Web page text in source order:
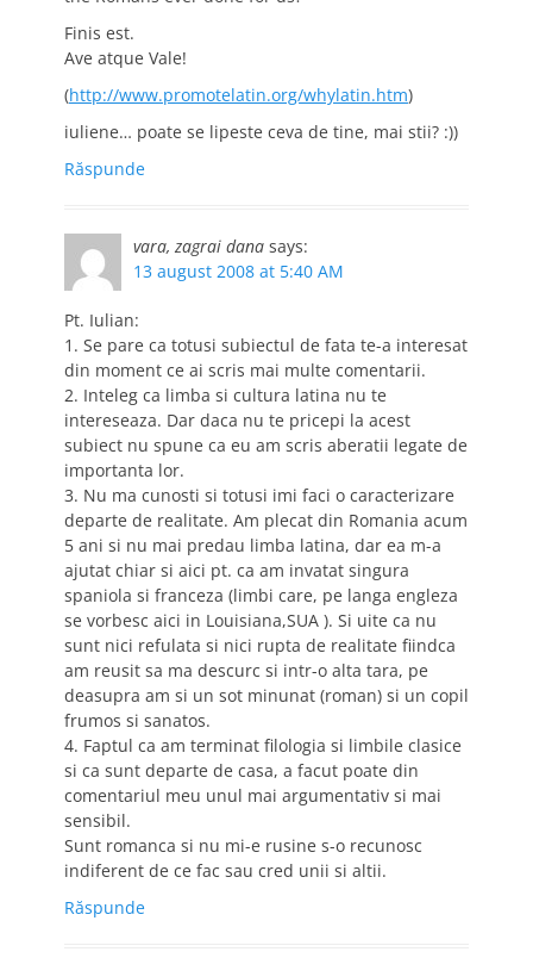
Finis est.
Ave atque Vale!
(http://www.promotelatin.org/whylatin.htm)
iuliene… poate se lipeste ceva de tine, mai stii? :))
Răspunde
vara, zagrai dana says:
13 august 2008 at 5:40 AM
Pt. Iulian:
1. Se pare ca totusi subiectul de fata te-a interesat
din moment ce ai scris mai multe comentarii.
2. Inteleg ca limba si cultura latina nu te
intereseaza. Dar daca nu te pricepi la acest
subiect nu spune ca eu am scris aberatii legate de
importanta lor.
3. Nu ma cunosti si totusi imi faci o caracterizare
departe de realitate. Am plecat din Romania acum
5 ani si nu mai predau limba latina, dar ea m-a
ajutat chiar si aici pt. ca am invatat singura
spaniola si franceza (limbi care, pe langa engleza
se vorbesc aici in Louisiana,SUA ). Si uite ca nu
sunt nici refulata si nici rupta de realitate fiindca
am reusit sa ma descurc si intr-o alta tara, pe
deasupra am si un sot minunat (roman) si un copil
frumos si sanatos.
4. Faptul ca am terminat filologia si limbile clasice
si ca sunt departe de casa, a facut poate din
comentariul meu unul mai argumentativ si mai
sensibil.
Sunt romanca si nu mi-e rusine s-o recunosc
indiferent de ce fac sau cred unii si altii.
Răspunde